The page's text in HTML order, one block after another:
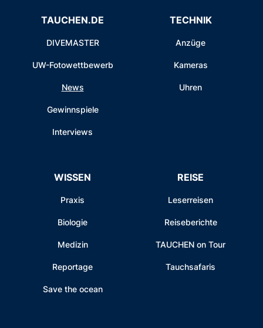
TAUCHEN.DE
DIVEMASTER
UW-Fotowettbewerb
News
Gewinnspiele
Interviews
TECHNIK
Anzüge
Kameras
Uhren
WISSEN
Praxis
Biologie
Medizin
Reportage
Save the ocean
REISE
Leserreisen
Reiseberichte
TAUCHEN on Tour
Tauchsafaris